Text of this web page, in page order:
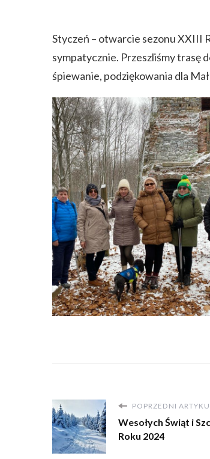
Styczeń – otwarcie sezonu XXIII
sympatycznie. Przeszliśmy trasę
śpiewanie, podziękowania dla
POPRZEDNI
Wesołych Świąt i
Roku 2024